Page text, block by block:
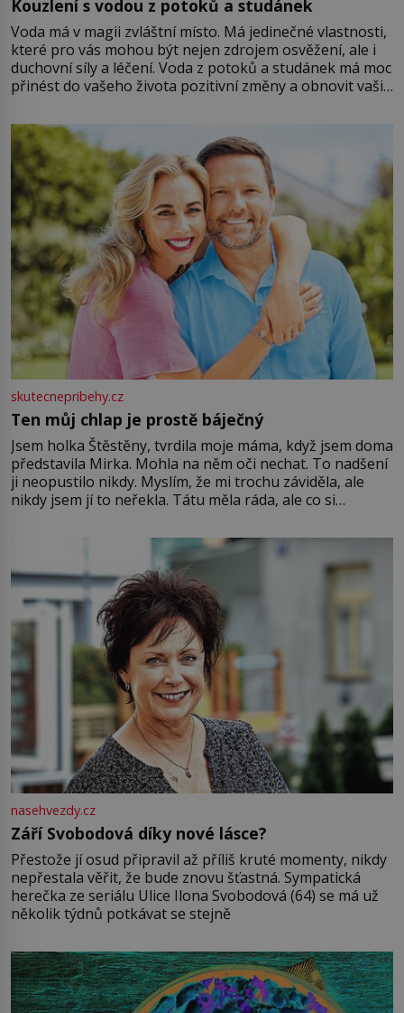
Kouzlení s vodou z potoků a studánek
Voda má v magii zvláštní místo. Má jedinečné vlastnosti,
které pro vás mohou být nejen zdrojem osvěžení, ale i
duchovní síly a léčení. Voda z potoků a studánek má moc
přinést do vašeho života pozitivní změny a obnovit vaši
můžete obohatit své rituály a přinést do svého života
větší harmonii a klid. Je důležité
skutecnepribehy.cz
Ten můj chlap je prostě báječný
Jsem holka Štěstěny, tvrdila moje máma, když jsem doma
představila Mirka. Mohla na něm oči nechat. To nadšení
ji neopustilo nikdy. Myslím, že mi trochu záviděla, ale
nikdy jsem jí to neřekla. Tátu měla ráda, ale co si
Jsme spolu moc rádi Tehdy byla jiná doba, když
nasehvezdy.cz
Září Svobodová díky nové lásce?
Přestože jí osud připravil až příliš kruté momenty, nikdy
nepřestala věřit, že bude znovu šťastná. Sympatická
herečka ze seriálu Ulice Ilona Svobodová (64) se má už
několik týdnů potkávat se stejně